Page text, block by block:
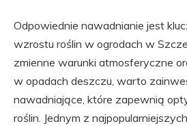
Odpowiednie nawadnianie jest
wzrostu roślin w ogrodach w
zmienne warunki atmosferyczne
w opadach deszczu, warto
nawadniające, które zapewnią
roślin. Jednym z